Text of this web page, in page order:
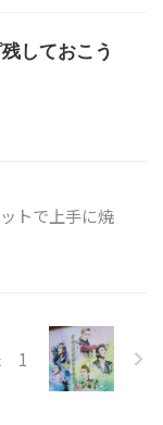
しておこう
トで上手に焼
1